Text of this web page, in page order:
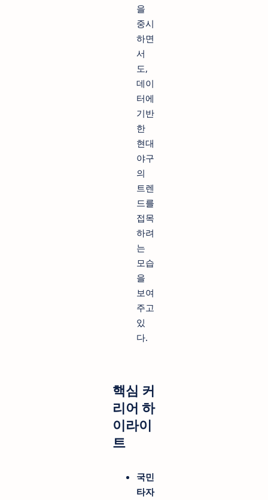
을
중시
하면
서
도,
데이
터에
기반
한
현대
야구
의
트렌
드를
접목
하려
는
모습
을
보여
주고
있
다.
핵심 커
리어 하
이라이
트
국민
타자